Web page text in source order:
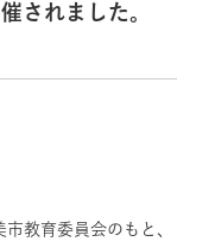
されました。
教育委員会のもと、